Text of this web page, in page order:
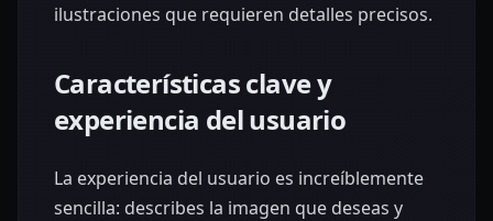
ilustraciones que requieren detalles precisos.
Características clave y
experiencia del usuario
La experiencia del usuario es increíblemente
sencilla: describes la imagen que deseas y